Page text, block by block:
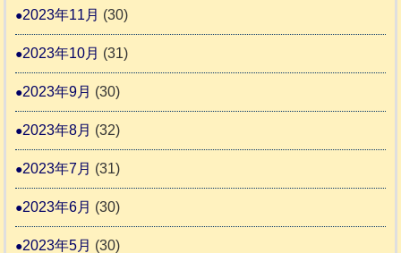
2023年11月 (30)
2023年10月 (31)
2023年9月 (30)
2023年8月 (32)
2023年7月 (31)
2023年6月 (30)
2023年5月 (30)